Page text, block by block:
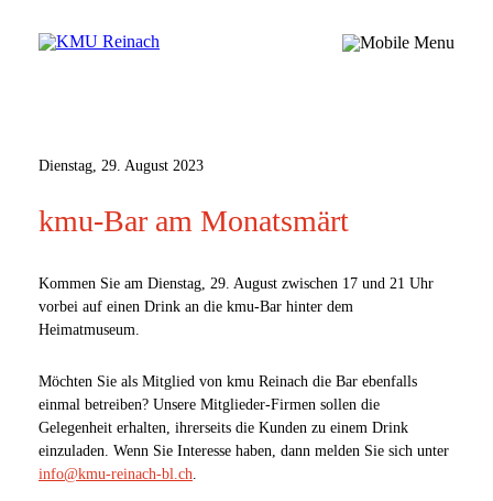
Dienstag, 29. August 2023
kmu-Bar am Monatsmärt
Kommen Sie am Dienstag, 29. August zwischen 17 und 21 Uhr
vorbei auf einen Drink an die kmu-Bar hinter dem
Heimatmuseum.
Möchten Sie als Mitglied von kmu Reinach die Bar ebenfalls
einmal betreiben? Unsere Mitglieder-Firmen sollen die
Gelegenheit erhalten, ihrerseits die Kunden zu einem Drink
einzuladen. Wenn Sie Interesse haben, dann melden Sie sich unter
info@kmu-reinach-bl.ch.